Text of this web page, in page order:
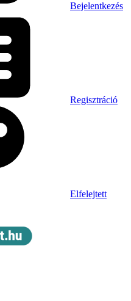
Bejelentkezés
Regisztráció
Elfelejtett